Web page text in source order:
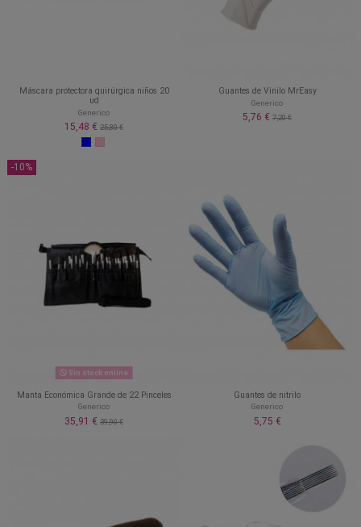
Máscara protectora quirúrgica niños 20
ud
Generico
15,48 € 25,80 €
Guantes de Vinilo MrEasy
Generico
5,76 € 7,20 €
-10%
Sin stock online
Manta Económica Grande de 22 Pinceles
Generico
35,91 € 39,90 €
Guantes de nitrilo
Generico
5,75 €